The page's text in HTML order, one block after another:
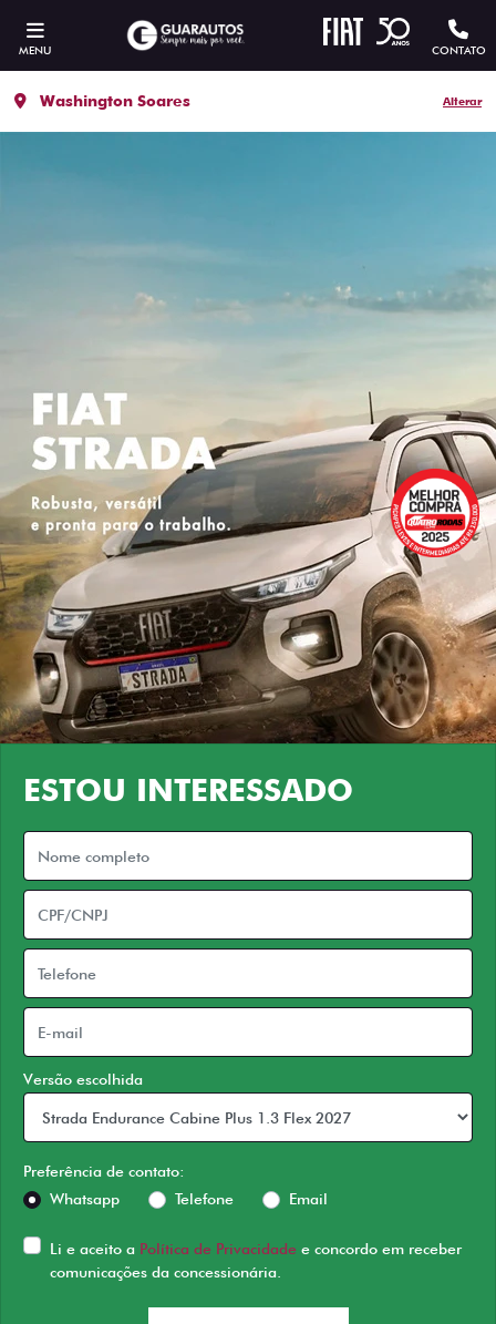
MENU CONTATO
Washington Soares Alterar
ESTOU INTERESSADO
Versão escolhida
Preferência de contato:
Whatsapp
Telefone Email
Li e aceito a Política de Privacidade e concordo em receber
comunicações da concessionária.